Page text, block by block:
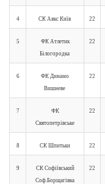
4 СК Аякс Київ 22
5
ФК Атлетик
Білогородка
22
6
ФК Динамо
Вишневе
22
7
ФК
Святопетрівське
22
8 СК Шпитьки 22
9
СК Софіївський
Соф.Борщагівка
22